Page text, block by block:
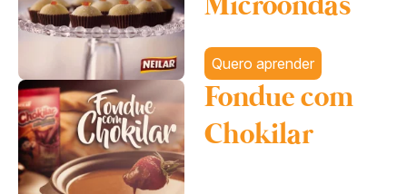
Quero aprender
Fondue com
Chokilar